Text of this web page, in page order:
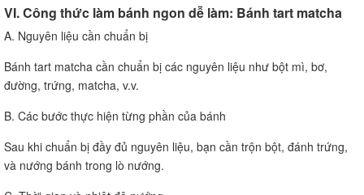
VI. Công thức làm bánh ngon dễ làm: Bánh tart matcha
A. Nguyên liệu cần chuẩn bị
Bánh tart matcha cần chuẩn bị các nguyên liệu như bột mì, bơ,
đường, trứng, matcha, v.v.
B. Các bước thực hiện từng phần của bánh
Sau khi chuẩn bị đầy đủ nguyên liệu, bạn cần trộn bột, đánh trứng,
và nướng bánh trong lò nướng.